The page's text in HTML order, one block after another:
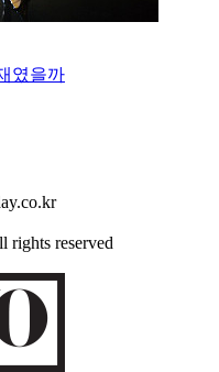
였을까
rights reserved